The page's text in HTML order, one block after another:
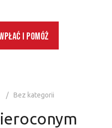
i pomóż
Bez kategorii